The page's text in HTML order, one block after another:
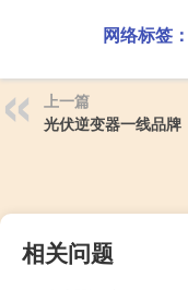
网络标签：
上一篇
光伏逆变器一线品牌
相关问题